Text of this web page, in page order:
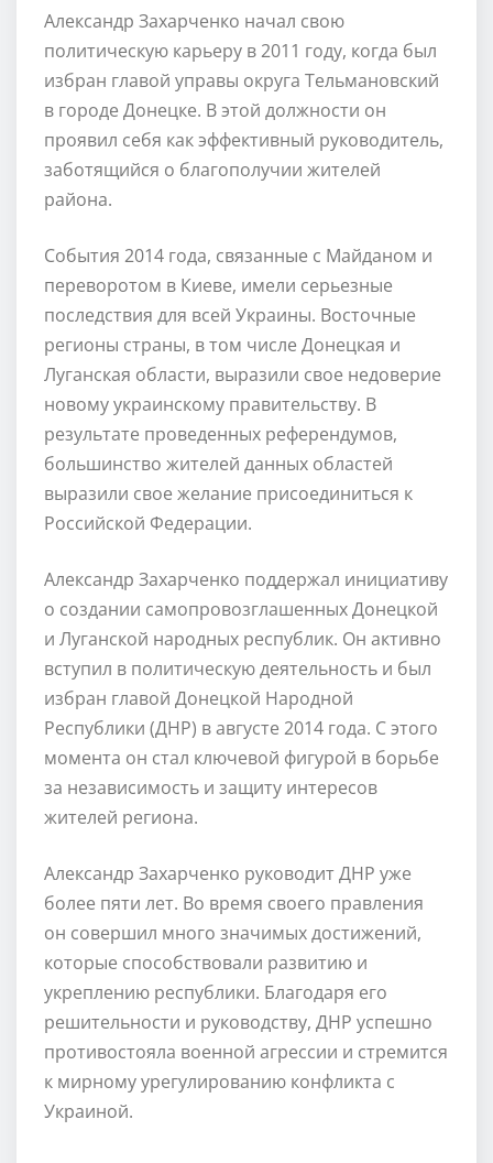
Александр Захарченко начал свою
политическую карьеру в 2011 году, когда был
избран главой управы округа Тельмановский
в городе Донецке. В этой должности он
проявил себя как эффективный руководитель,
заботящийся о благополучии жителей
района.
События 2014 года, связанные с Майданом и
переворотом в Киеве, имели серьезные
последствия для всей Украины. Восточные
регионы страны, в том числе Донецкая и
Луганская области, выразили свое недоверие
новому украинскому правительству. В
результате проведенных референдумов,
большинство жителей данных областей
выразили свое желание присоединиться к
Российской Федерации.
Александр Захарченко поддержал инициативу
о создании самопровозглашенных Донецкой
и Луганской народных республик. Он активно
вступил в политическую деятельность и был
избран главой Донецкой Народной
Республики (ДНР) в августе 2014 года. С этого
момента он стал ключевой фигурой в борьбе
за независимость и защиту интересов
жителей региона.
Александр Захарченко руководит ДНР уже
более пяти лет. Во время своего правления
он совершил много значимых достижений,
которые способствовали развитию и
укреплению республики. Благодаря его
решительности и руководству, ДНР успешно
противостояла военной агрессии и стремится
к мирному урегулированию конфликта с
Украиной.